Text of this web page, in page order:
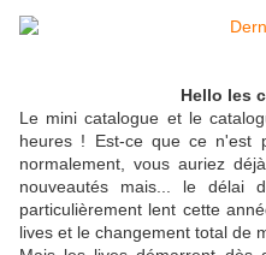
Hello les
Le mini catalogue et le
heures ! Est-ce que ce n'est
normalement, vous auriez
nouveautés mais... le délai
particulièrement lent cette
lives et le changement total de